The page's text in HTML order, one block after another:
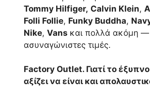
Tommy Hilfiger, Calvin Klein,
Folli Follie, Funky Buddha,
Nike, Vans και πολλά ακόμη
ασυναγώνιστες τιμές.
Factory Outlet. Γιατί το
αξίζει να είναι και